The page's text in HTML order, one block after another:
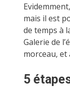
mais il est
de temps à
Galerie de
morceau, et
5